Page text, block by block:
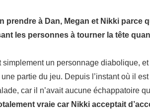
prendre à Dan, Megan et Nikki parce
les personnes à tourner la tête
un personnage diabolique,
partie du jeu. Depuis l’instant où il
car il n’avait aucune échappatoire
vraie car Nikki acceptait